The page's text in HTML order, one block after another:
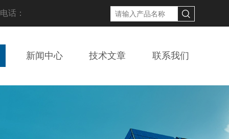
话：
新闻中心 技术文章 联系我们